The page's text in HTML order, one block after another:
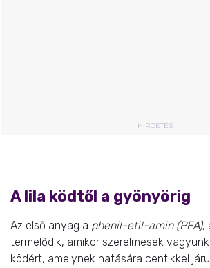
HIRDETÉS
A lila ködtől a gyönyörig
Az első anyag a phenil-etil-amin (PEA),
termelődik, amikor szerelmesek
ködért, amelynek hatására centikkel